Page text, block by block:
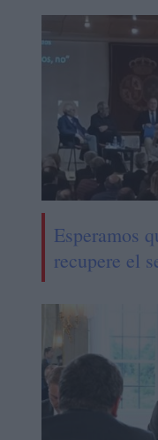
Esperamos
recupere el